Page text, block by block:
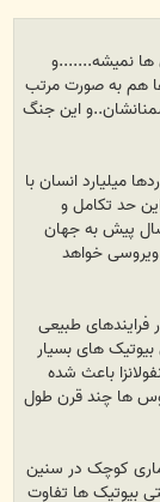
ها نمیشه.......و
هم به صورت مرتب
این جنگ
میلیارد انسان با
حد تکامل و
امروزی رسیده.....اگر یک انسان از 1000 سال پیش به جهان
ویروسی خواهد
طبیعی
های بسیار
باعث شده
ها چند قرن طول
کوچک در سنین
بیوتیک ها تفاوت